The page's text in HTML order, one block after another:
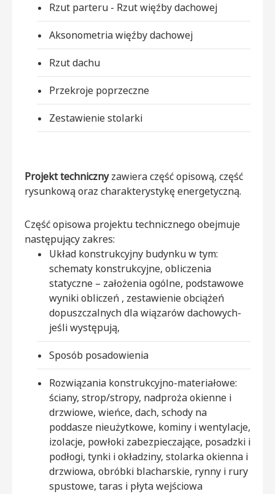
Rzut parteru - Rzut więźby dachowej
Aksonometria więźby dachowej
Rzut dachu
Przekroje poprzeczne
Zestawienie stolarki
Projekt technicznyzawiera część opisową, część
rysunkową oraz charakterystykę energetyczną.
Część opisowa projektu technicznego obejmuje
następujący zakres:
Układ konstrukcyjny budynku w tym:
schematy konstrukcyjne, obliczenia
statyczne – założenia ogólne, podstawowe
wyniki obliczeń , zestawienie obciążeń
dopuszczalnych dla wiązarów dachowych-
jeśli występują,
Sposób posadowienia
Rozwiązania konstrukcyjno-materiałowe:
ściany, strop/stropy, nadproża okienne i
drzwiowe, wieńce, dach, schody na
poddasze nieużytkowe, kominy i wentylacje,
izolacje, powłoki zabezpieczające, posadzki i
podłogi, tynki i okładziny, stolarka okienna i
drzwiowa, obróbki blacharskie, rynny i rury
spustowe, taras i płyta wejściowa